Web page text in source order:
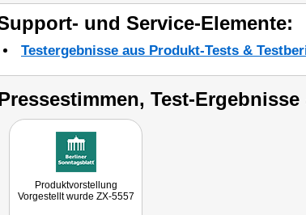
und Service-Elemente:
Testergebnisse aus Produkt-Tests &
Test-
Produktvorstellung
Vorgestellt wurde ZX-5557